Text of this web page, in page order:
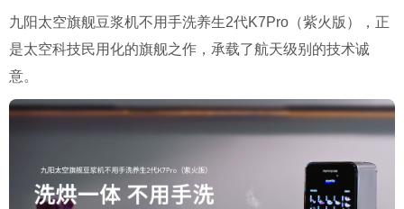
九阳太空旗舰豆浆机不用手洗养生2代K7Pro（紫火版），正
是太空科技民用化的旗舰之作，承载了航天级别的技术诚
意。